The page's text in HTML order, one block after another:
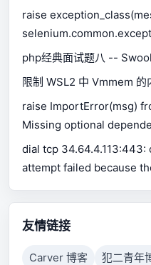
available.
raise
php经典面试题八 --
限制 WSL2 中 Vmmem 的
raise ImportError(msg)
Missing optional
for Excel support Use
dial tcp
attempt failed because
connection failed
to respond.
友情链接
Carver 博客 犯二青年